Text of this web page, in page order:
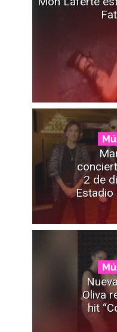
2 de
Estadio
Oliva
hit